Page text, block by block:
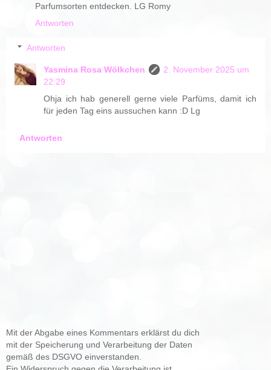
Parfumsorten entdecken. LG Romy
Antworten
Antworten
Yasmina Rosa Wölkchen
2. November 2025 um
22:29
Ohja ich hab generell gerne viele Parfüms, damit ich
für jeden Tag eins aussuchen kann :D Lg
Antworten
Mit der Abgabe eines Kommentars erklärst du dich
mit der Speicherung und Verarbeitung der Daten
gemäß des DSGVO einverstanden.